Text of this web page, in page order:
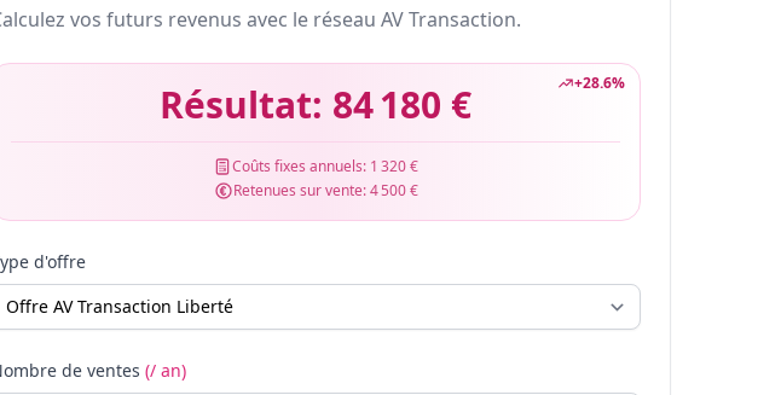
vos futurs revenus avec le réseau AV Transaction.
+28.6%
Résultat: 84 180 €
Coûts fixes annuels: 1 320 €
Retenues sur vente:4 500 €
d'offre
de ventes (/ an)